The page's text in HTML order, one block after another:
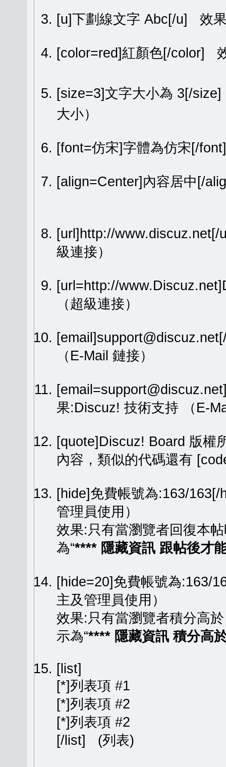
[u]下劃線文字 Abc[/u] 效
[color=red]紅顏色[/color]
[size=3]文字大小為 3[/
大小）
[font=仿宋]字體為仿宋[/
[align=Center]內容居中[/
[url]http://
級連接）
[url=http://
（超級連接）
（E-Mail 鏈接）
果:Discuz! 技術支持 （E-
[quote]Discuz! Board 版
內容，類似的代碼還有
[hide]免費帳號為:163/
管理員使用）
效果:只有當瀏覽者回復本
為“**** 隱藏資訊 跟帖後才
[hide=20]免費帳號為:163/
主及管理員使用）
效果:只有當瀏覽者積分高
示為“**** 隱藏資訊 積分高
[list]
[*]列表項 #1
[*]列表項 #2
[*]列表項 #2
[/list] (列表)